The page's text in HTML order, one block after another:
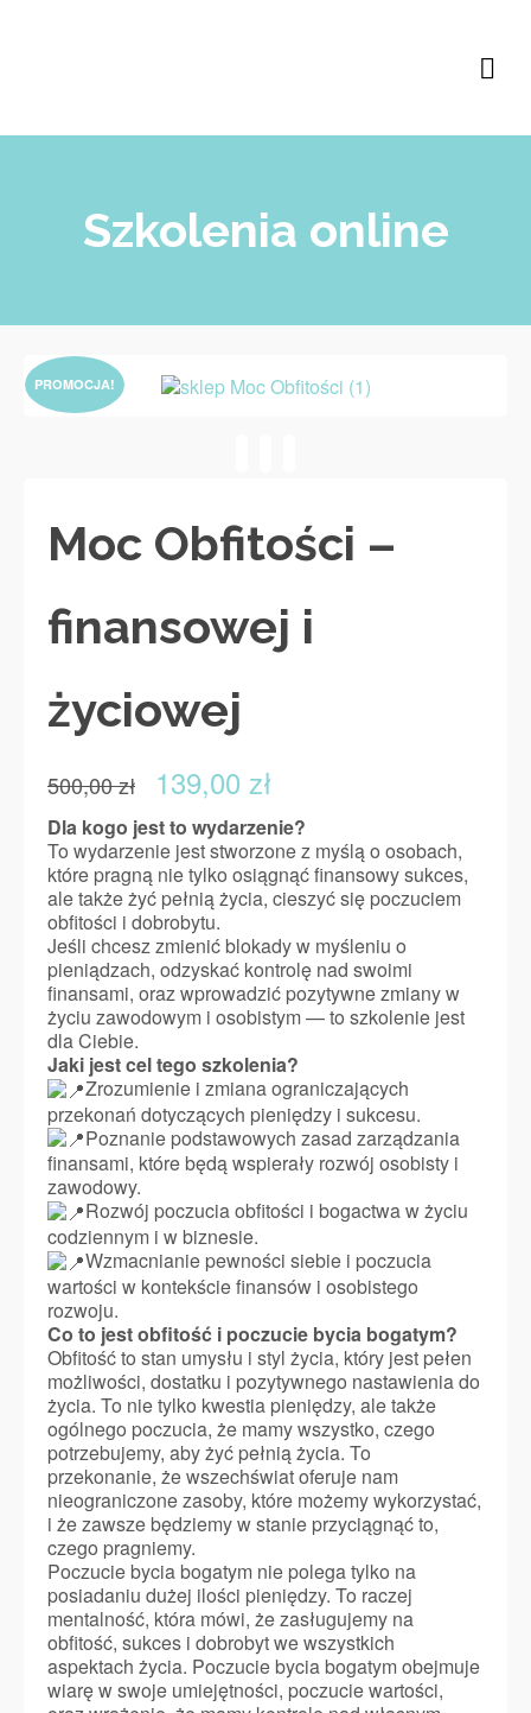
Szkolenia online
PROMOCJA!
Moc Obfitości –
finansowej i
życiowej
500,00zł Pierwotna
cena
wynosiła:
500,00 zł.
139,00 złAktualna
wynosi:
139,00 zł.
Dla kogo jest to wydarzenie?
To wydarzenie jest stworzone z myślą o osobach,
które pragną nie tylko osiągnąć finansowy sukces,
ale także żyć pełnią życia, cieszyć się poczuciem
obfitości i dobrobytu.
Jeśli chcesz zmienić blokady w myśleniu o
pieniądzach, odzyskać kontrolę nad swoimi
finansami, oraz wprowadzić pozytywne zmiany w
życiu zawodowym i osobistym — to szkolenie jest
dla Ciebie.
Jaki jest cel tego szkolenia?
Zrozumienie i zmiana ograniczających
przekonań dotyczących pieniędzy i sukcesu.
Poznanie podstawowych zasad zarządzania
finansami, które będą wspierały rozwój osobisty i
zawodowy.
Rozwój poczucia obfitości i bogactwa w życiu
codziennym i w biznesie.
Wzmacnianie pewności siebie i poczucia
wartości w kontekście finansów i osobistego
rozwoju.
Co to jest obfitość i poczucie bycia bogatym?
Obfitość to stan umysłu i styl życia, który jest pełen
możliwości, dostatku i pozytywnego nastawienia do
życia. To nie tylko kwestia pieniędzy, ale także
ogólnego poczucia, że mamy wszystko, czego
potrzebujemy, aby żyć pełnią życia. To
przekonanie, że wszechświat oferuje nam
nieograniczone zasoby, które możemy wykorzystać,
i że zawsze będziemy w stanie przyciągnąć to,
czego pragniemy.
Poczucie bycia bogatym nie polega tylko na
posiadaniu dużej ilości pieniędzy. To raczej
mentalność, która mówi, że zasługujemy na
obfitość, sukces i dobrobyt we wszystkich
aspektach życia. Poczucie bycia bogatym obejmuje
wiarę w swoje umiejętności, poczucie wartości,